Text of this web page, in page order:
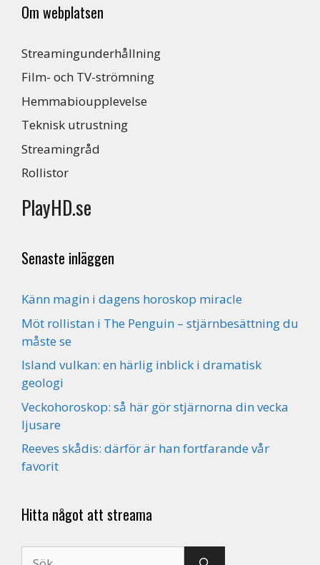
Om webplatsen
Streamingunderhållning
Film- och TV-strömning
Hemmabioupplevelse
Teknisk utrustning
Streamingråd
Rollistor
PlayHD.se
Senaste inläggen
Känn magin i dagens horoskop miracle
Möt rollistan i The Penguin – stjärnbesättning du
måste se
Island vulkan: en härlig inblick i dramatisk
geologi
Veckohoroskop: så här gör stjärnorna din vecka
ljusare
Reeves skådis: därför är han fortfarande vår
favorit
Hitta något att streama